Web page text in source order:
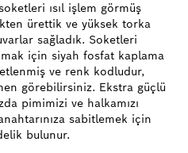
ısıl işlem görmüş
ürettik ve yüksek torka
sağladık. Soketleri
için siyah fosfat kaplama
ve renk kodludur,
görebilirsiniz. Ekstra güçlü
pimimizi ve halkamızı
sabitlemek için
bulunur.